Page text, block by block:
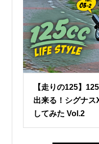
【走りの125】
出来る！シグナ
してみた Vol.2